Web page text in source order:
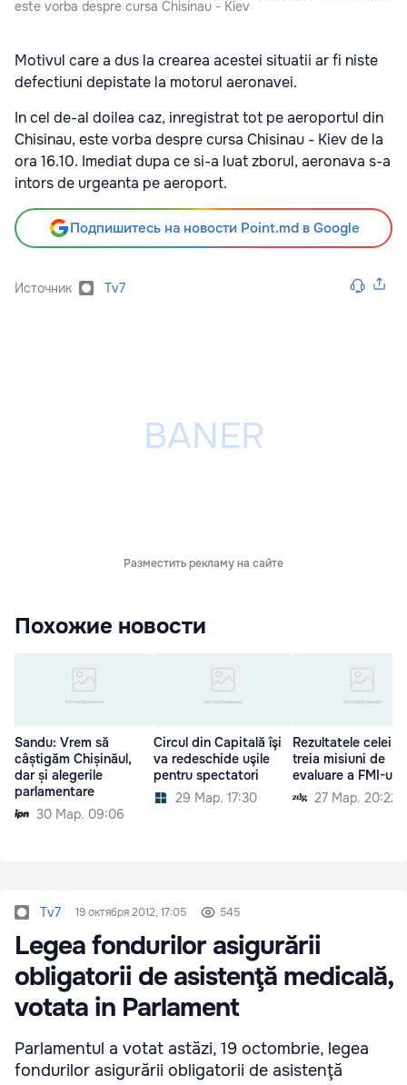
este vorba despre cursa Chisinau - Kiev
Motivul care a dus la crearea acestei situatii ar fi niste
defectiuni depistate la motorul aeronavei.
In cel de-al doilea caz, inregistrat tot pe aeroportul din
Chisinau, este vorba despre cursa Chisinau - Kiev de la
ora 16.10. Imediat dupa ce si-a luat zborul, aeronava s-a
intors de urgeanta pe aeroport.
Подпишитесь на новости Point.md в Google
Источник Tv7
Разместить рекламу на сайте
Похожие новости
Sandu: Vrem să
câștigăm Chișinăul,
dar și alegerile
parlamentare
30 Мар. 09:06
Circul din Capitală îşi
va redeschide uşile
pentru spectatori
29 Мар. 17:30
Rezultatele celei
treia misiuni de
evaluare a FMI-ului
27 Мар. 20:22
Tv7 19 октября 2012, 17:05 545
Legea fondurilor asigurării
obligatorii de asistenţă medicală,
votata in Parlament
Parlamentul a votat astăzi, 19 octombrie, legea
fondurilor asigurării obligatorii de asistenţă